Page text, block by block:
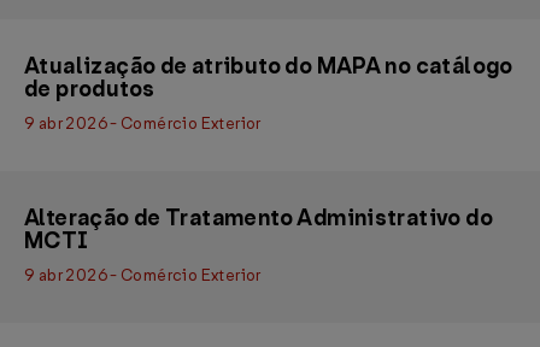
Atualização de atributo do MAPA no catálogo
de produtos
9 abr 2026 - Comércio Exterior
Alteração de Tratamento Administrativo do
MCTI
9 abr 2026 - Comércio Exterior